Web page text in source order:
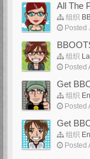
All The
组织
Posted
组织
Posted
Get
组织
Posted
Get
组织
Posted